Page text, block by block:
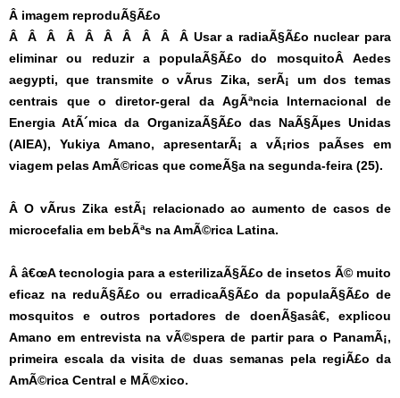
Â imagem reproduÃ§Ã£o
Â Â Â Â Â Â Â Â Â Â Usar a radiaÃ§Ã£o nuclear para
eliminar ou reduzir a populaÃ§Ã£o do mosquitoÂ Aedes
aegypti, que transmite o vÃ­rus Zika, serÃ¡ um dos temas
centrais que o diretor-geral da AgÃªncia Internacional de
Energia AtÃ´mica da OrganizaÃ§Ã£o das NaÃ§Ãµes Unidas
(AIEA), Yukiya Amano, apresentarÃ¡ a vÃ¡rios paÃ­ses em
viagem pelas AmÃ©ricas que comeÃ§a na segunda-feira (25).
Â O vÃ­rus Zika estÃ¡ relacionado ao aumento de casos de
microcefalia em bebÃªs na AmÃ©rica Latina.
Â â€œA tecnologia para a esterilizaÃ§Ã£o de insetos Ã© muito
eficaz na reduÃ§Ã£o ou erradicaÃ§Ã£o da populaÃ§Ã£o de
mosquitos e outros portadores de doenÃ§asâ€, explicou
Amano em entrevista na vÃ©spera de partir para o PanamÃ¡,
primeira escala da visita de duas semanas pela regiÃ£o da
AmÃ©rica Central e MÃ©xico.